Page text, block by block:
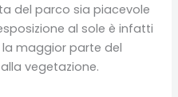
del parco sia piacevole
al sole è infatti
maggior parte del
vegetazione.